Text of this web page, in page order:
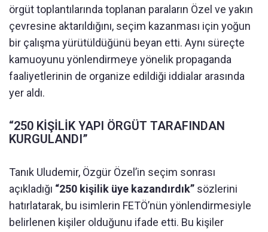
örgüt toplantılarında toplanan paraların Özel ve yakın
çevresine aktarıldığını, seçim kazanması için yoğun
bir çalışma yürütüldüğünü beyan etti. Aynı süreçte
kamuoyunu yönlendirmeye yönelik propaganda
faaliyetlerinin de organize edildiği iddialar arasında
yer aldı.
“250 KİŞİLİK YAPI ÖRGÜT TARAFINDAN
KURGULANDI”
Tanık Uludemir, Özgür Özel’in seçim sonrası
açıkladığı “250 kişilik üye kazandırdık” sözlerini
hatırlatarak, bu isimlerin FETÖ’nün yönlendirmesiyle
belirlenen kişiler olduğunu ifade etti. Bu kişiler